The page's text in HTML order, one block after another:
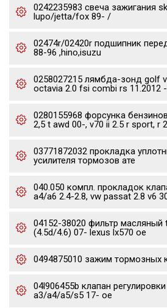
0242235983 свеча зажигания
lupo/jetta/fox 89- /
02474r/02420r подшипник
88-96 ,hino,isuzu
0258027215 лямбда-зонд golf
octavia 2.0 fsi combi rs 11.2012
0280155968 форсунка
2,5 t awd 00-, v70 ii 2.5 r sport, r
03771872032 прокладка
усилителя тормозов ате
040.050 компл. прокладок
a4/a6 2.4-2.8, vw passat 2.8 v6
04152-38020 фильтр масляный
(4.5d/4.6) 07- lexus lx570 oe
0494875010 зажим тормозных
04l906455b клапан
a3/a4/a5/s5 17- oe